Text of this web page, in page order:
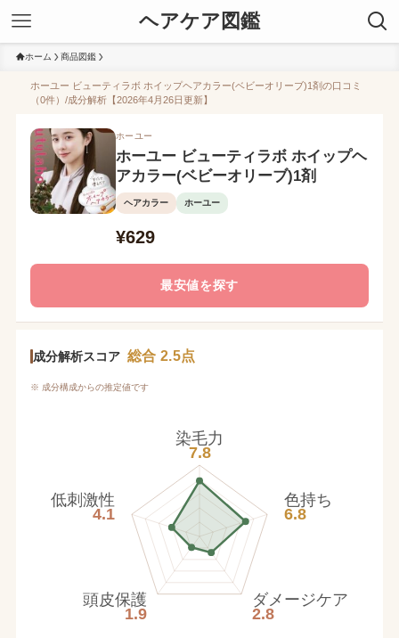
ヘアケア図鑑
ホーム 商品図鑑
ホーユー ビューティラボ ホイップヘアカラー(ベビーオリーブ)1剤の口コミ
（0件）/成分解析【2026年4月26日更新】
ホーユー
ホーユー ビューティラボ ホイップヘ
アカラー(ベビーオリーブ)1剤
ヘアカラー ホーユー
¥629
最安値を探す
成分解析スコア 総合 2.5点
※ 成分構成からの推定値です
染毛力
7.8
色持ち
6.8
ダメージケア
2.8
頭皮保護
1.9
低刺激性
4.1